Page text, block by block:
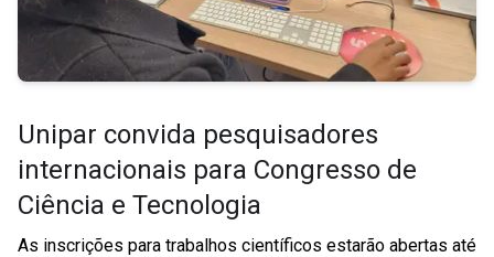
Unipar convida pesquisadores
internacionais para Congresso de
Ciência e Tecnologia
As inscrições para trabalhos científicos estarão abertas até